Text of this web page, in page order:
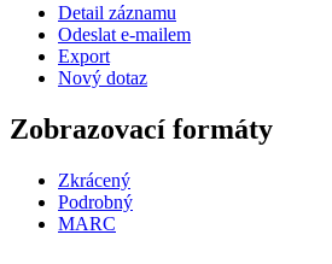
Detail záznamu
Odeslat e-mailem
Export
Nový dotaz
Zobrazovací formáty
Zkrácený
Podrobný
MARC